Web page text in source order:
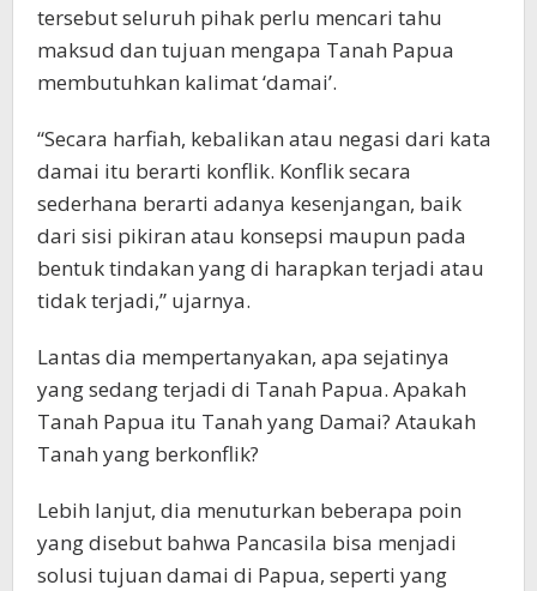
tersebut seluruh pihak perlu mencari tahu
maksud dan tujuan mengapa Tanah Papua
membutuhkan kalimat ‘damai’.
“Secara harfiah, kebalikan atau negasi dari kata
damai itu berarti konflik. Konflik secara
sederhana berarti adanya kesenjangan, baik
dari sisi pikiran atau konsepsi maupun pada
bentuk tindakan yang di harapkan terjadi atau
tidak terjadi,” ujarnya.
Lantas dia mempertanyakan, apa sejatinya
yang sedang terjadi di Tanah Papua. Apakah
Tanah Papua itu Tanah yang Damai? Ataukah
Tanah yang berkonflik?
Lebih lanjut, dia menuturkan beberapa poin
yang disebut bahwa Pancasila bisa menjadi
solusi tujuan damai di Papua, seperti yang